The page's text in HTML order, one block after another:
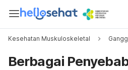
Kesehatan Muskuloskeletal
Berbagai